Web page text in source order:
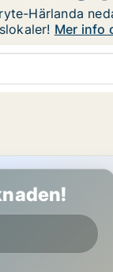
Härlanda
Mer info